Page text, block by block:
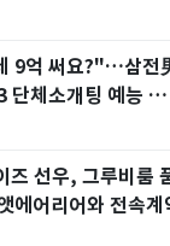
9억 써요?"…삼전
체소개팅 예능 화
즈 선우, 그루비룸
에어리어와 전속계